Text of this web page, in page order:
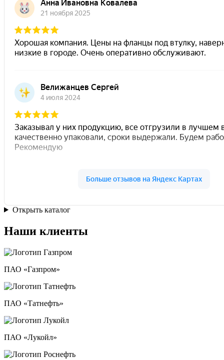
Открыть каталог
Наши клиенты
ПАО «Газпром»
ПАО «Татнефть»
ПАО «Лукойл»